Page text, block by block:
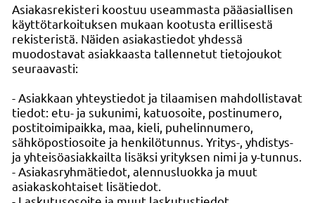
Asiakasrekisteri koostuu useammasta pääasiallisen
käyttötarkoituksen mukaan kootusta erillisestä
rekisteristä. Näiden asiakastiedot yhdessä
muodostavat asiakkaasta tallennetut tietojoukot
seuraavasti:
- Asiakkaan yhteystiedot ja tilaamisen mahdollistavat
tiedot: etu- ja sukunimi, katuosoite, postinumero,
postitoimipaikka, maa, kieli, puhelinnumero,
sähköpostiosoite ja henkilötunnus. Yritys-, yhdistys-
ja yhteisöasiakkailta lisäksi yrityksen nimi ja y-tunnus.
- Asiakasryhmätiedot, alennusluokka ja muut
asiakaskohtaiset lisätiedot.